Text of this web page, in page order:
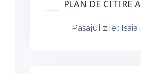
PLAN DE CITIRE
Pasajul zilei: Isaia